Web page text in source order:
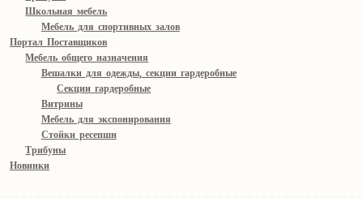
Школьная мебель
Мебель для спортивных залов
Портал Поставщиков
Мебель общего назначения
Вешалки для одежды, секции гардеробные
Секции гардеробные
Витрины
Мебель для экспонирования
Стойки ресепшн
Трибуны
Новинки